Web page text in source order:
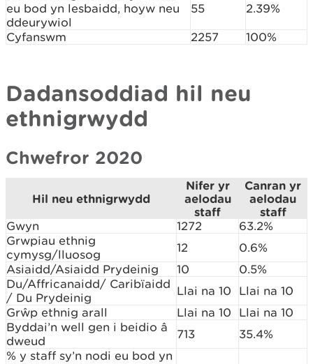
eu bod yn lesbaidd, hoyw neu
ddeurywiol
55 2.39%
Cyfanswm 2257 100%
Dadansoddiad hil neu
ethnigrwydd
Chwefror 2020
Hil neu ethnigrwydd
Nifer yr
aelodau
staff
Canran yr
aelodau
staff
Gwyn 1272
63.2%
Grwpiau ethnig
cymysg/lluosog
12
0.6%
Asiaidd/Asiaidd Prydeinig
10
0.5%
Du/Affricanaidd/ Caribïaidd
/ Du Prydeinig
Llai na 10
Llai na 10
Grŵp ethnig arall
Llai na 10
Llai na 10
Byddai’n well gen i beidio â
dweud
713
35.4%
% y staff sy’n nodi eu bod yn